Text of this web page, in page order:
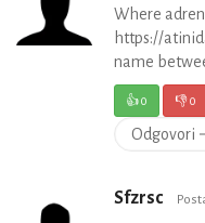
Where
https://
name
👍0 👎0
Odgovori
Sfzrsc